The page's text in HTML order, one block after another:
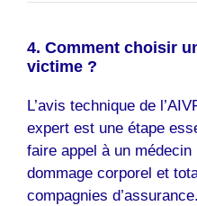
4. Comment choisir
victime ?
L’avis technique de
expert est une étape
faire appel à un
dommage corporel et
compagnies